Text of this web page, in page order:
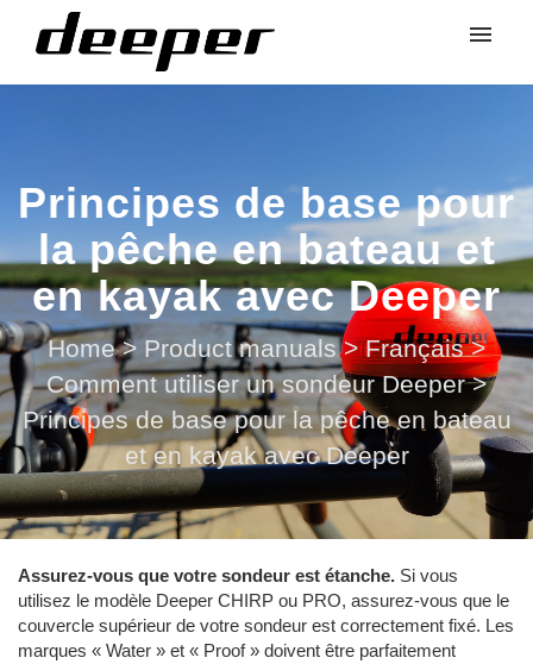
Principes de base pour
la pêche en bateau et
en kayak avec Deeper
Home > Product manuals > Français >
Comment utiliser un sondeur Deeper >
Principes de base pour la pêche en bateau
et en kayak avec Deeper
Assurez-vous que votre sondeur est étanche. Si vous
utilisez le modèle Deeper CHIRP ou PRO, assurez-vous que le
couvercle supérieur de votre sondeur est correctement fixé. Les
marques « Water » et « Proof » doivent être parfaitement